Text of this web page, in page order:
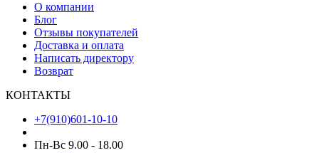
О компании
Блог
Отзывы покупателей
Доставка и оплата
Написать директору
Возврат
КОНТАКТЫ
+7(910)601-10-10
Пн-Вс 9.00 - 18.00